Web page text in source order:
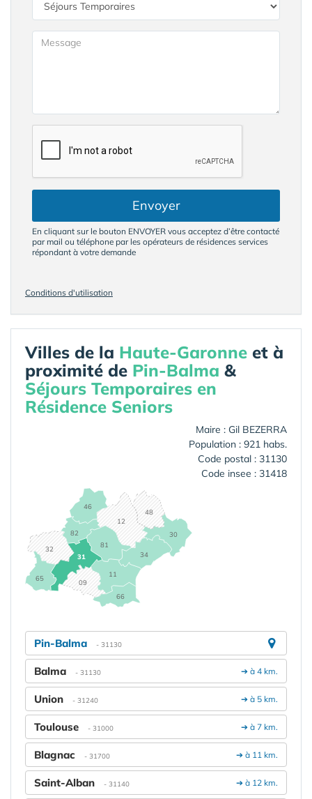
Envoyer
En cliquant sur le bouton ENVOYER vous acceptez d’être contacté
par mail ou téléphone par les opérateurs de résidences services
répondant à votre demande
Conditions d'utilisation
Villes de la Haute-Garonne et à
proximité de Pin-Balma &
Séjours Temporaires en
Résidence Seniors
Maire : Gil BEZERRA
Population : 921 habs.
Code postal : 31130
Code insee : 31418
09
11
12
30
31
32
34
46
48
65
66
81
82
Pin-Balma - 31130
➔ à 4 km.
Balma - 31130
➔ à 5 km.
Union - 31240
➔ à 7 km.
Toulouse - 31000
➔ à 11 km.
Blagnac - 31700
➔ à 12 km.
Saint-Alban - 31140